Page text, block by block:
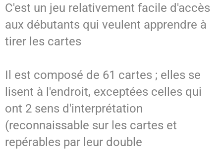
C'est un jeu relativement facile d'accès
aux débutants qui veulent apprendre à
tirer les cartes
Il est composé de 61 cartes ; elles se
lisent à l'endroit, exceptées celles qui
ont 2 sens d'interprétation
(reconnaissable sur les cartes et
repérables par leur double